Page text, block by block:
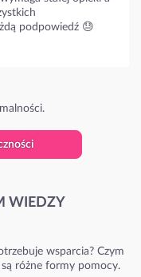
😓
WIEDZY
wsparcia? Czym
różne formy pomocy.